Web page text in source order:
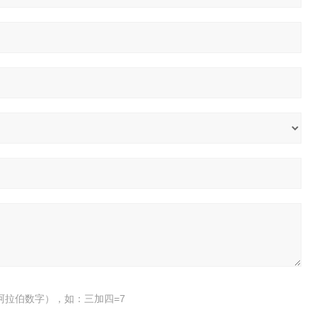
拉伯数字），如：三加四=7